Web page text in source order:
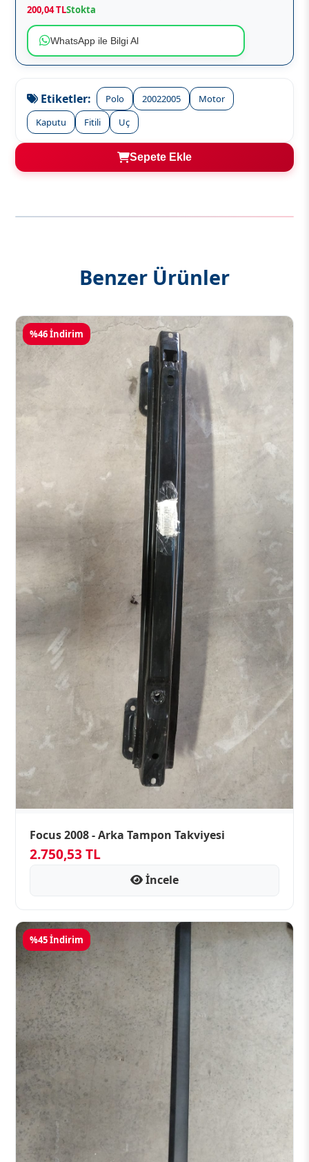
200,04 TLStokta
WhatsApp ile Bilgi Al
Etiketler: Polo 20022005
Motor
Kaputu
Fitili Uç
Sepete Ekle
Benzer Ürünler
%46 İndirim
Focus 2008 - Arka Tampon Takviyesi
2.750,53 TL
İncele
%45 İndirim